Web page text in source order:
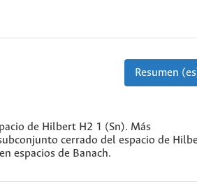
Resumen
de Hilbert H2 1 (Sn). Más
cerrado del espacio de
espacios de Banach.